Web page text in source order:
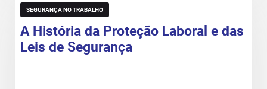
SEGURANÇA NO TRABALHO
A História da Proteção Laboral e das
Leis de Segurança